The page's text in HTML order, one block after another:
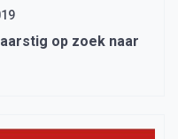
op zoek naar